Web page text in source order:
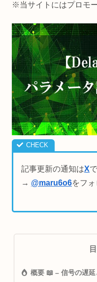
※当サイトにはプロモ
記事更新の通知はX
→ @maru6o6をフ
概要 📖 – 信号の遅延